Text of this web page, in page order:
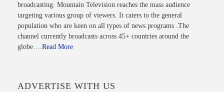
broadcasting. Mountain Television reaches the mass audience
targeting various group of viewers. It caters to the general
population who are keen on all types of news programs .The
channel currently broadcasts across 45+ countries around the
globe….Read More
ADVERTISE WITH US